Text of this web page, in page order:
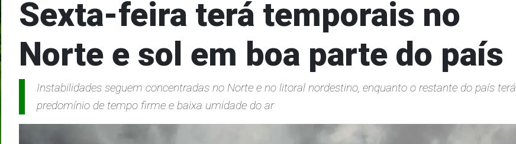
Sexta-feira terá temporais no
Norte e sol em boa parte do país
Instabilidades seguem concentradas no Norte e no litoral nordestino, enquanto o restante do país terá
predomínio de tempo firme e baixa umidade do ar